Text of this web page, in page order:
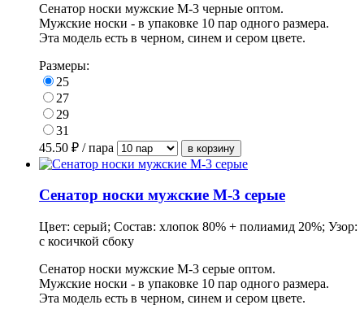
Сенатор носки мужские М-3 черные оптом.
Мужские носки - в упаковке 10 пар одного размера.
Эта модель есть в черном, синем и сером цвете.
Размеры:
25
27
29
31
45.50 ₽ / пара
Сенатор носки мужские М-3 серые
Цвет: серый; Состав: хлопок 80% + полиамид 20%; Узор:
с косичкой сбоку
Сенатор носки мужские М-3 серые оптом.
Мужские носки - в упаковке 10 пар одного размера.
Эта модель есть в черном, синем и сером цвете.